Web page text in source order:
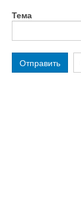
Тема
Отправить